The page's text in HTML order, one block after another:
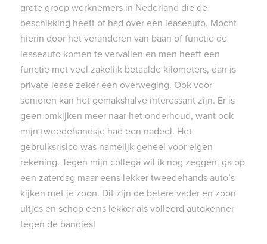
grote groep werknemers in Nederland die de
beschikking heeft of had over een leaseauto. Mocht
hierin door het veranderen van baan of functie de
leaseauto komen te vervallen en men heeft een
functie met veel zakelijk betaalde kilometers, dan is
private lease zeker een overweging. Ook voor
senioren kan het gemakshalve interessant zijn. Er is
geen omkijken meer naar het onderhoud, want ook
mijn tweedehandsje had een nadeel. Het
gebruiksrisico was namelijk geheel voor eigen
rekening. Tegen mijn collega wil ik nog zeggen, ga op
een zaterdag maar eens lekker tweedehands auto’s
kijken met je zoon. Dit zijn de betere vader en zoon
uitjes en schop eens lekker als volleerd autokenner
tegen de bandjes!